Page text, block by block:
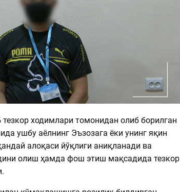
ходимлари томонидан олиб борилган
ушбу аёлнинг Эъзозага ёки унинг яқин
алоқаси йўқлиги аниқланади ва
олиш ҳамда фош этиш мақсадида тезкор